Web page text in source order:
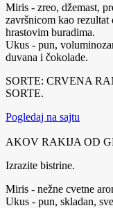
Miris - zreo, džemast,
završnicom kao
hrastovim buradima.
Ukus - pun,
duvana i čokolade.
SORTE: CRVENA
SORTE.
Pogledaj na sajtu
AKOV RAKIJA OD
Izrazite bistrine.
Miris - nežne cvetne
Ukus - pun, skladan,